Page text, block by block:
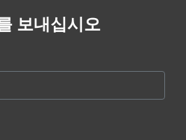
보내십시오